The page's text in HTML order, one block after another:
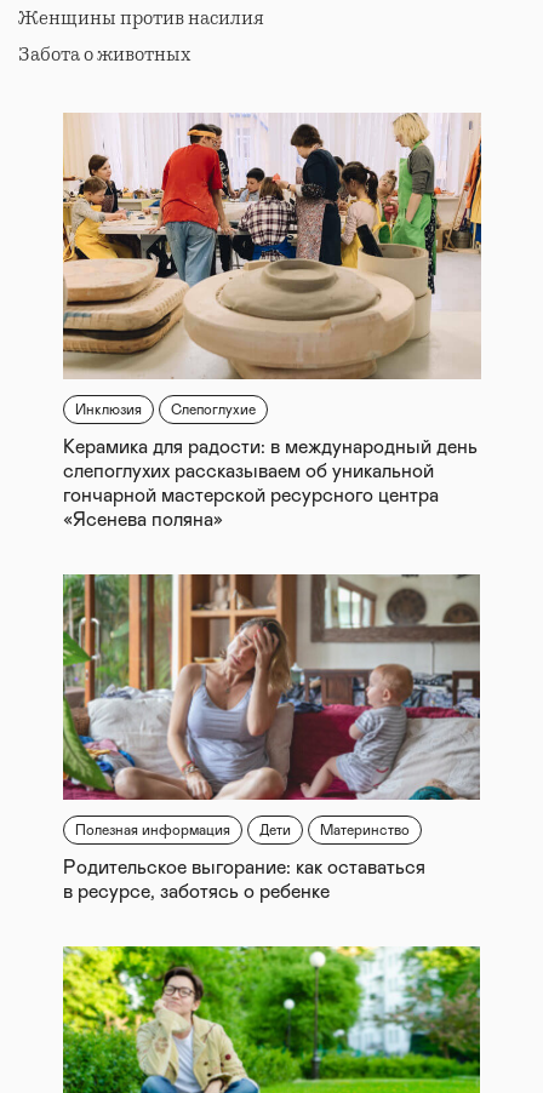
Женщины против насилия
Забота о животных
Инклюзия Слепоглухие
Керамика для радости: в международный день
слепоглухих рассказываем об уникальной
гончарной мастерской ресурсного центра
«Ясенева поляна»
Полезная информация Дети Материнство
Родительское выгорание: как оставаться
в ресурсе, заботясь о ребенке